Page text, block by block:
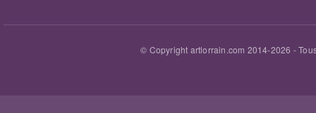
© Copyright artlorrain.com 2014-2026 -